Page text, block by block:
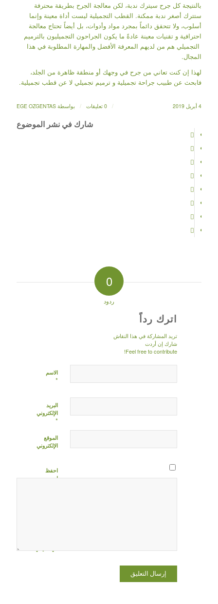
بالنتيجة كل جرح سيترك ندبة، لكن معالجة الجرح بطريقة محترفة
ستترك أصغر ندبة ممكنة. القطب التجميلية ليست أداة معينة وإنما
أسلوب، ولا تتحقق دائماً بمجرد مواد وأدوات، بل أيضاً تحتاج معالجة
احترافية و تقنيات معينة عادةً ما يكون الجراحون التجميليون بالترميم
التجميلي هم من لديهم المعرفة الأفضل والمهارة المطلوبة في هذا
المجال.
لهذا إن كنت تعاني من جرح في وجهك أو منطقة ظاهرة من الجلد،
فابحث عن طبيب جراحة تجميلية و ترميم تجميلي لا عن قطب تجميلية.
4 أبريل 2019 / 0 تعليقات / بواسطةEGE OZGENTAS
شارك في نشر الموضوع
0
ردود
اترك رداً
تريد المشاركة في هذا النقاش
شارك إن أردت
Feel free to contribute!
الاسم
*
البريد
الإلكتروني
*
الموقع
الإلكتروني
احفظ
اسمي،